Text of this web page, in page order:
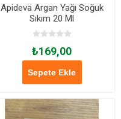
Apideva Argan Yağı Soğuk
Sıkım 20 Ml
₺169,00
Sepete Ekle